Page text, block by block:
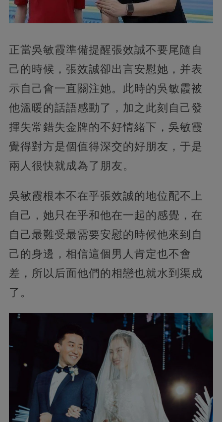
正當吳敏霞準備提醒張效誠不要尾隨自
己的時候，張效誠卻出言安慰她，并表
示自己會一直關注她。此時的吳敏霞被
他溫暖的話語感動了，加之此刻自己發
揮失常錯失金牌的不好情緒下，吳敏霞
覺得對方是個值得深交的好朋友，于是
兩人很快就成為了朋友。
吳敏霞根本不在乎張效誠的地位配不上
自己，她只在乎和他在一起的感覺，在
自己最難受最需要安慰的時候他來到自
己的身邊，相信這個男人肯定也不會
差，所以后面他們的相戀也就水到渠成
了。